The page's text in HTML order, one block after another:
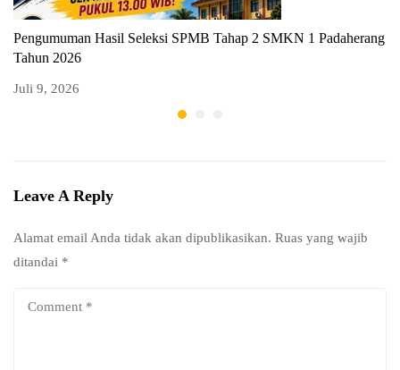
Pengumuman Hasil Seleksi SPMB Tahap 2 SMKN 1 Padaherang
Tahun 2026
Juli 9, 2026
Leave A Reply
Alamat email Anda tidak akan dipublikasikan. Ruas yang wajib
ditandai *